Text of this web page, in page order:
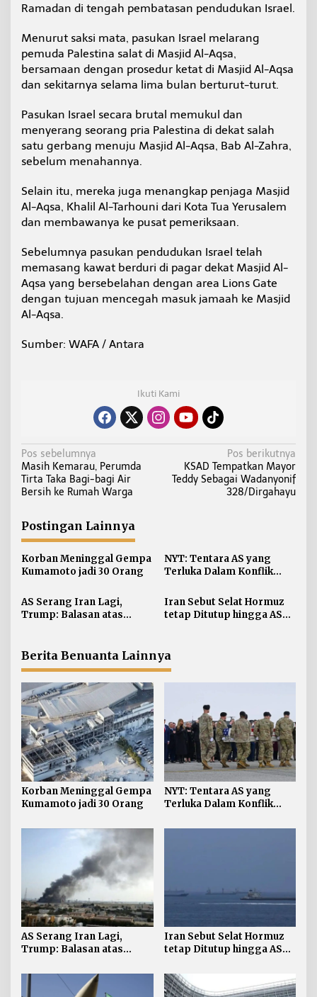
l
A
q
s
Ramadan di tengah pembatasan pendudukan Israel.
Menurut saksi mata, pasukan Israel melarang
pemuda Palestina salat di Masjid Al-Aqsa,
bersamaan dengan prosedur ketat di Masjid Al-Aqsa
dan sekitarnya selama lima bulan berturut-turut.
Pasukan Israel secara brutal memukul dan
menyerang seorang pria Palestina di dekat salah
satu gerbang menuju Masjid Al-Aqsa, Bab Al-Zahra,
sebelum menahannya.
Selain itu, mereka juga menangkap penjaga Masjid
Al-Aqsa, Khalil Al-Tarhouni dari Kota Tua Yerusalem
dan membawanya ke pusat pemeriksaan.
Sebelumnya pasukan pendudukan Israel telah
memasang kawat berduri di pagar dekat Masjid Al-
Aqsa yang bersebelahan dengan area Lions Gate
dengan tujuan mencegah masuk jamaah ke Masjid
Al-Aqsa.
Sumber: WAFA / Antara
Ikuti Kami
N
a
v
g
a
s
i
o
Pos sebelumnya
Masih Kemarau, Perumda
Tirta Taka Bagi-bagi Air
Bersih ke Rumah Warga
Pos berikutnya
KSAD Tempatkan Mayor
Teddy Sebagai Wadanyonif
328/Dirgahayu
Postingan Lainnya
Korban Meninggal Gempa
Kumamoto jadi 30 Orang
NYT: Tentara AS yang
Terluka Dalam Konflik
AS Serang Iran Lagi,
Trump: Balasan atas
Iran Sebut Selat Hormuz
tetap Ditutup hingga AS
Berita Benuanta Lainnya
Korban Meninggal Gempa
Kumamoto jadi 30 Orang
NYT: Tentara AS yang
Terluka Dalam Konflik
AS Serang Iran Lagi,
Trump: Balasan atas
Iran Sebut Selat Hormuz
tetap Ditutup hingga AS